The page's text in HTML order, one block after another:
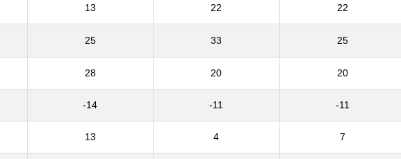
13 22 22
25 33 25
28 20 20
-14 -11 -11
13 4 7